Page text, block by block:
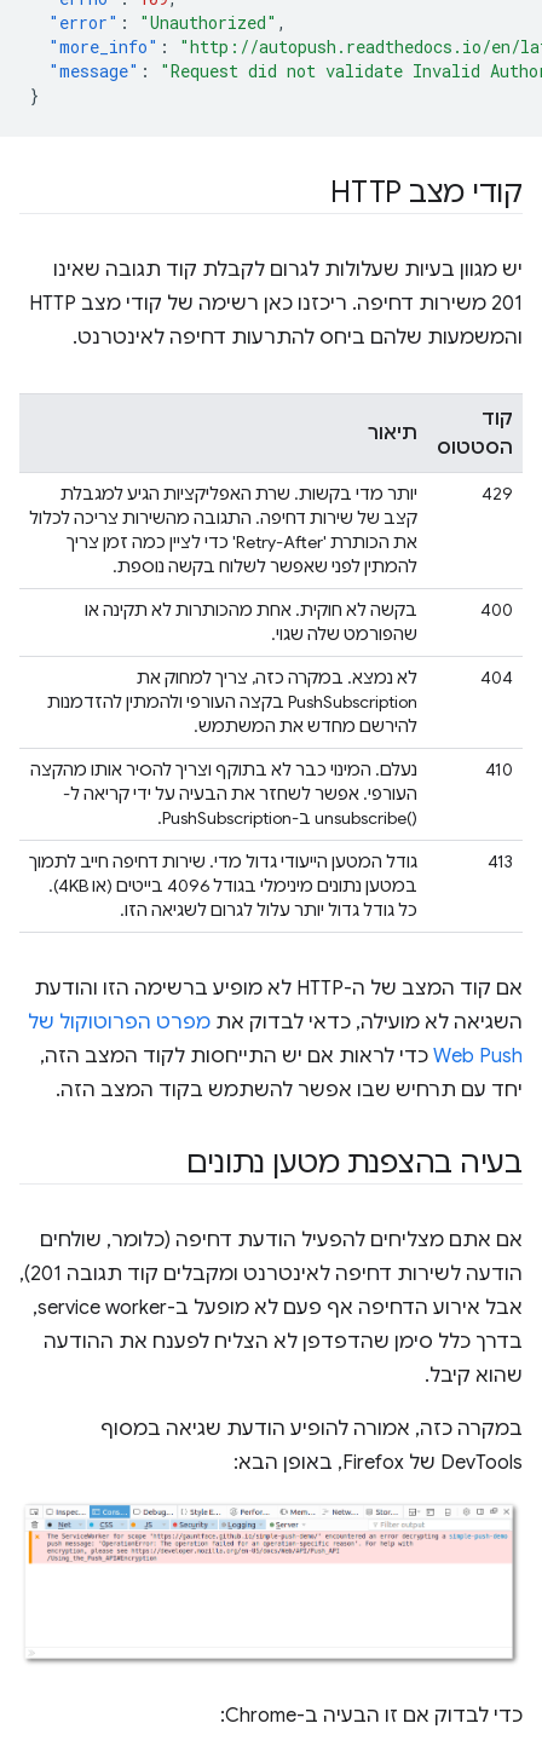
"error" : "Unauthorized" ,
"more_info" :
"http://autopush.readthedocs.io/en/
"message" :
"Request did not validate Invalid
}
קודי מצב HTTP
יש מגוון בעיות שעלולות לגרום לקבלת קוד תגובה שאינו
201 משירות דחיפה. ריכזנו כאן רשימה של קודי מצב HTTP
והמשמעות שלהם ביחס להתרעות דחיפה לאינטרנט.
קוד
הסטטוס
תיאור
429
יותר מדי בקשות. שרת האפליקציות הגיע למגבלת
קצב של שירות דחיפה. התגובה מהשירות צריכה לכלול
את הכותרת 'Retry-After' כדי לציין כמה זמן צריך
להמתין לפני שאפשר לשלוח בקשה נוספת.
400
בקשה לא חוקית. אחת מהכותרות לא תקינה או
שהפורמט שלה שגוי.
404
לא נמצא. במקרה כזה, צריך למחוק את
PushSubscription בקצה העורפי ולהמתין להזדמנות
להירשם מחדש את המשתמש.
410
נעלם. המינוי כבר לא בתוקף וצריך להסיר אותו מהקצה
העורפי. אפשר לשחזר את הבעיה על ידי קריאה ל-
unsubscribe()‎ ב-PushSubscription.
413
גודל המטען הייעודי גדול מדי. שירות דחיפה חייב לתמוך
במטען נתונים מינימלי בגודל 4096 בייטים (או 4KB).
כל גודל גדול יותר עלול לגרום לשגיאה הזו.
אם קוד המצב של ה-HTTP לא מופיע ברשימה הזו והודעת
השגיאה לא מועילה, כדאי לבדוק את מפרט הפרוטוקול של
Web Push כדי לראות אם יש התייחסות לקוד המצב הזה,
יחד עם תרחיש שבו אפשר להשתמש בקוד המצב הזה.
בעיה בהצפנת מטען נתונים
אם אתם מצליחים להפעיל הודעת דחיפה (כלומר, שולחים
הודעה לשירות דחיפה לאינטרנט ומקבלים קוד תגובה 201),
אבל אירוע הדחיפה אף פעם לא מופעל ב-service worker,
בדרך כלל סימן שהדפדפן לא הצליח לפענח את ההודעה
שהוא קיבל.
במקרה כזה, אמורה להופיע הודעת שגיאה במסוף
DevTools של Firefox, באופן הבא:
כדי לבדוק אם זו הבעיה ב-Chrome: